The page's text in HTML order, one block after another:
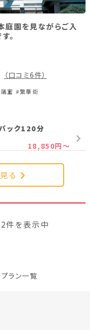
ンパニオンパック
160,600円～
ック120分
ック120分【露天風
44,000円～
ック120分【露天風
ンパニオンパック
46,200円～
88,000円～
パニオンパック
和～なごみ～ 】
庭園を見ながらご入
。
（口コミ6件）
室 #繁華街
ック120分
18,850円～
る
を表示中
ラン一覧